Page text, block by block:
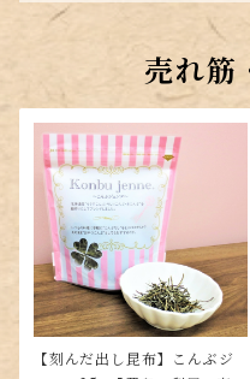
売れ筋
【刻んだ出し昆布】こんぶジ